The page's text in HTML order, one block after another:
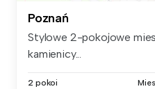
Poznań
Stylowe 2-pokojowe
kamienicy...
2 pokoi